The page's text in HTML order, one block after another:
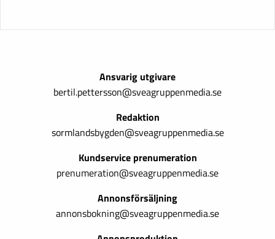
Ansvarig utgivare
bertil.pettersson@sveagruppenmedia.se
Redaktion
sormlandsbygden@sveagruppenmedia.se
Kundservice prenumeration
prenumeration@sveagruppenmedia.se
Annonsförsäljning
annonsbokning@sveagruppenmedia.se